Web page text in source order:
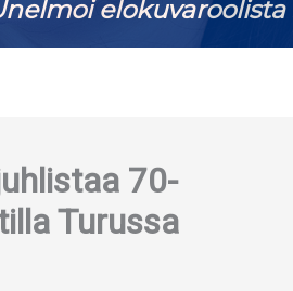
elokuvaroolista
70-
Turussa